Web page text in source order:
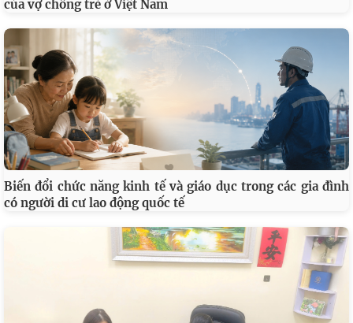
của vợ chồng trẻ ở Việt Nam
Biến đổi chức năng kinh tế và giáo dục trong các gia đình
có người di cư lao động quốc tế